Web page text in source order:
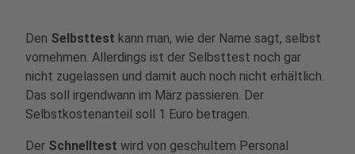
Den Selbsttest kann man, wie der Name sagt, selbst
vornehmen. Allerdings ist der Selbsttest noch gar
nicht zugelassen und damit auch noch nicht erhältlich.
Das soll irgendwann im März passieren. Der
Selbstkostenanteil soll 1 Euro betragen.
Der Schnelltest wird von geschultem Personal